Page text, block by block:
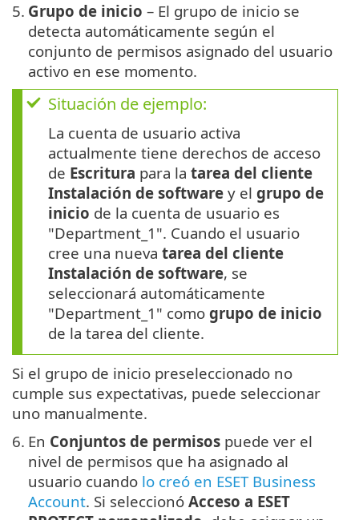
5. Grupo de inicio – El grupo de inicio se
detecta automáticamente según el
conjunto de permisos asignado del usuario
activo en ese momento.
Situación de ejemplo:
La cuenta de usuario activa
actualmente tiene derechos de acceso
de Escritura para la tarea del cliente
Instalación de software y el grupo de
inicio de la cuenta de usuario es
"Department_1". Cuando el usuario
cree una nueva tarea del cliente
Instalación de software, se
seleccionará automáticamente
"Department_1" como grupo de inicio
de la tarea del cliente.
Si el grupo de inicio preseleccionado no
cumple sus expectativas, puede seleccionar
uno manualmente.
6. En Conjuntos de permisos puede ver el
nivel de permisos que ha asignado al
usuario cuando lo creó en ESET Business
Account. Si seleccionó Acceso a ESET